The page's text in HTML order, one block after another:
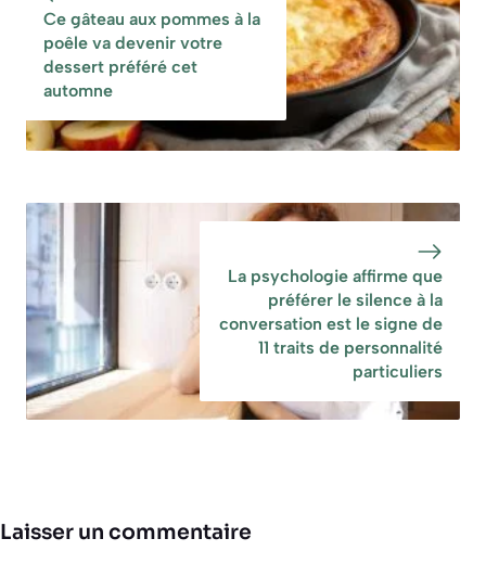
Ce gâteau aux pommes à la
poêle va devenir votre
dessert préféré cet
automne
La psychologie affirme que
préférer le silence à la
conversation est le signe de
11 traits de personnalité
particuliers
Laisser un commentaire